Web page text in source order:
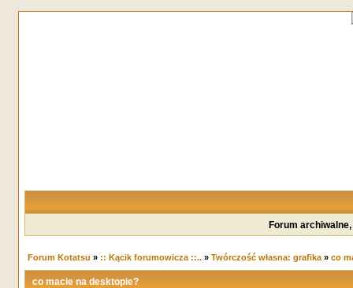
Forum
Forum Kotatsu » :: Kącik forumowicza ::..» Twórczość własna: grafika» co
co macie na desktopie?